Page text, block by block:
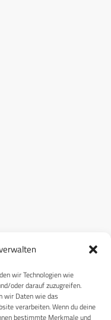
wir Technologien wie
oder darauf zuzugreifen.
wir Daten wie das
verarbeiten. Wenn du deine
bestimmte Merkmale und